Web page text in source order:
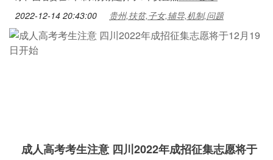
2022-12-14 20:43:00 贵州,扶贫,子女,辅导,机制,问题
成人高考考生注意 四川2022年成招征集志愿将于